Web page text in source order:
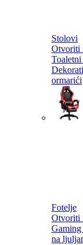
Stolovi
Otvoriti
ormarići
Fotelje
Otvoriti
Gaming
na